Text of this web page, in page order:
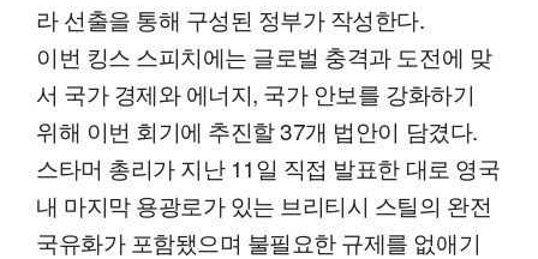
라 선출을 통해 구성된 정부가 작성한다.
이번 킹스 스피치에는 글로벌 충격과 도전에 맞
서 국가 경제와 에너지, 국가 안보를 강화하기
위해 이번 회기에 추진할 37개 법안이 담겼다.
스타머 총리가 지난 11일 직접 발표한 대로 영국
내 마지막 용광로가 있는 브리티시 스틸의 완전
국유화가 포함됐으며 불필요한 규제를 없애기